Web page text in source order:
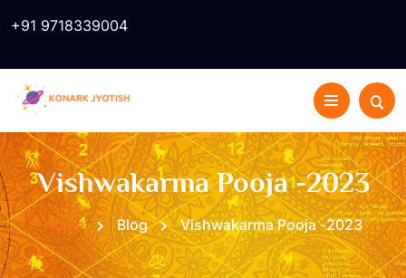
+91 9718339004
Vishwakarma Pooja -2023
Home Blog Vishwakarma Pooja -2023